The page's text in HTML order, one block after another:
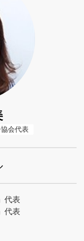
会代表
代表
代表